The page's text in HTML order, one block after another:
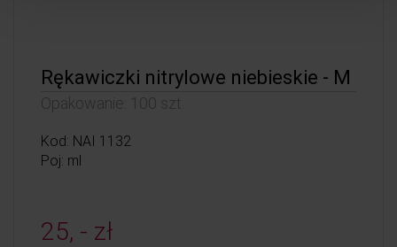
Rękawiczki nitrylowe niebieskie - M
Opakowanie: 100 szt.
Kod: NAI 1132
Poj: ml
25, - zł